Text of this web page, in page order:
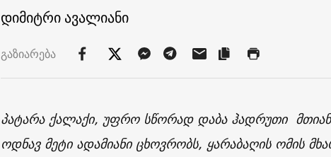
დიმიტრი ავალიანი
გაზიარება
პატარა ქალაქი, უფრო სწორად დაბა ჰადრუთი მთიან
ოდნავ მეტი ადამიანი ცხოვრობს, ყარაბაღის ომის